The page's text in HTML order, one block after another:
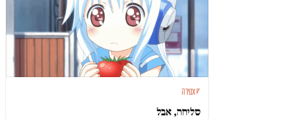
סאטירה
סליחה, אבל